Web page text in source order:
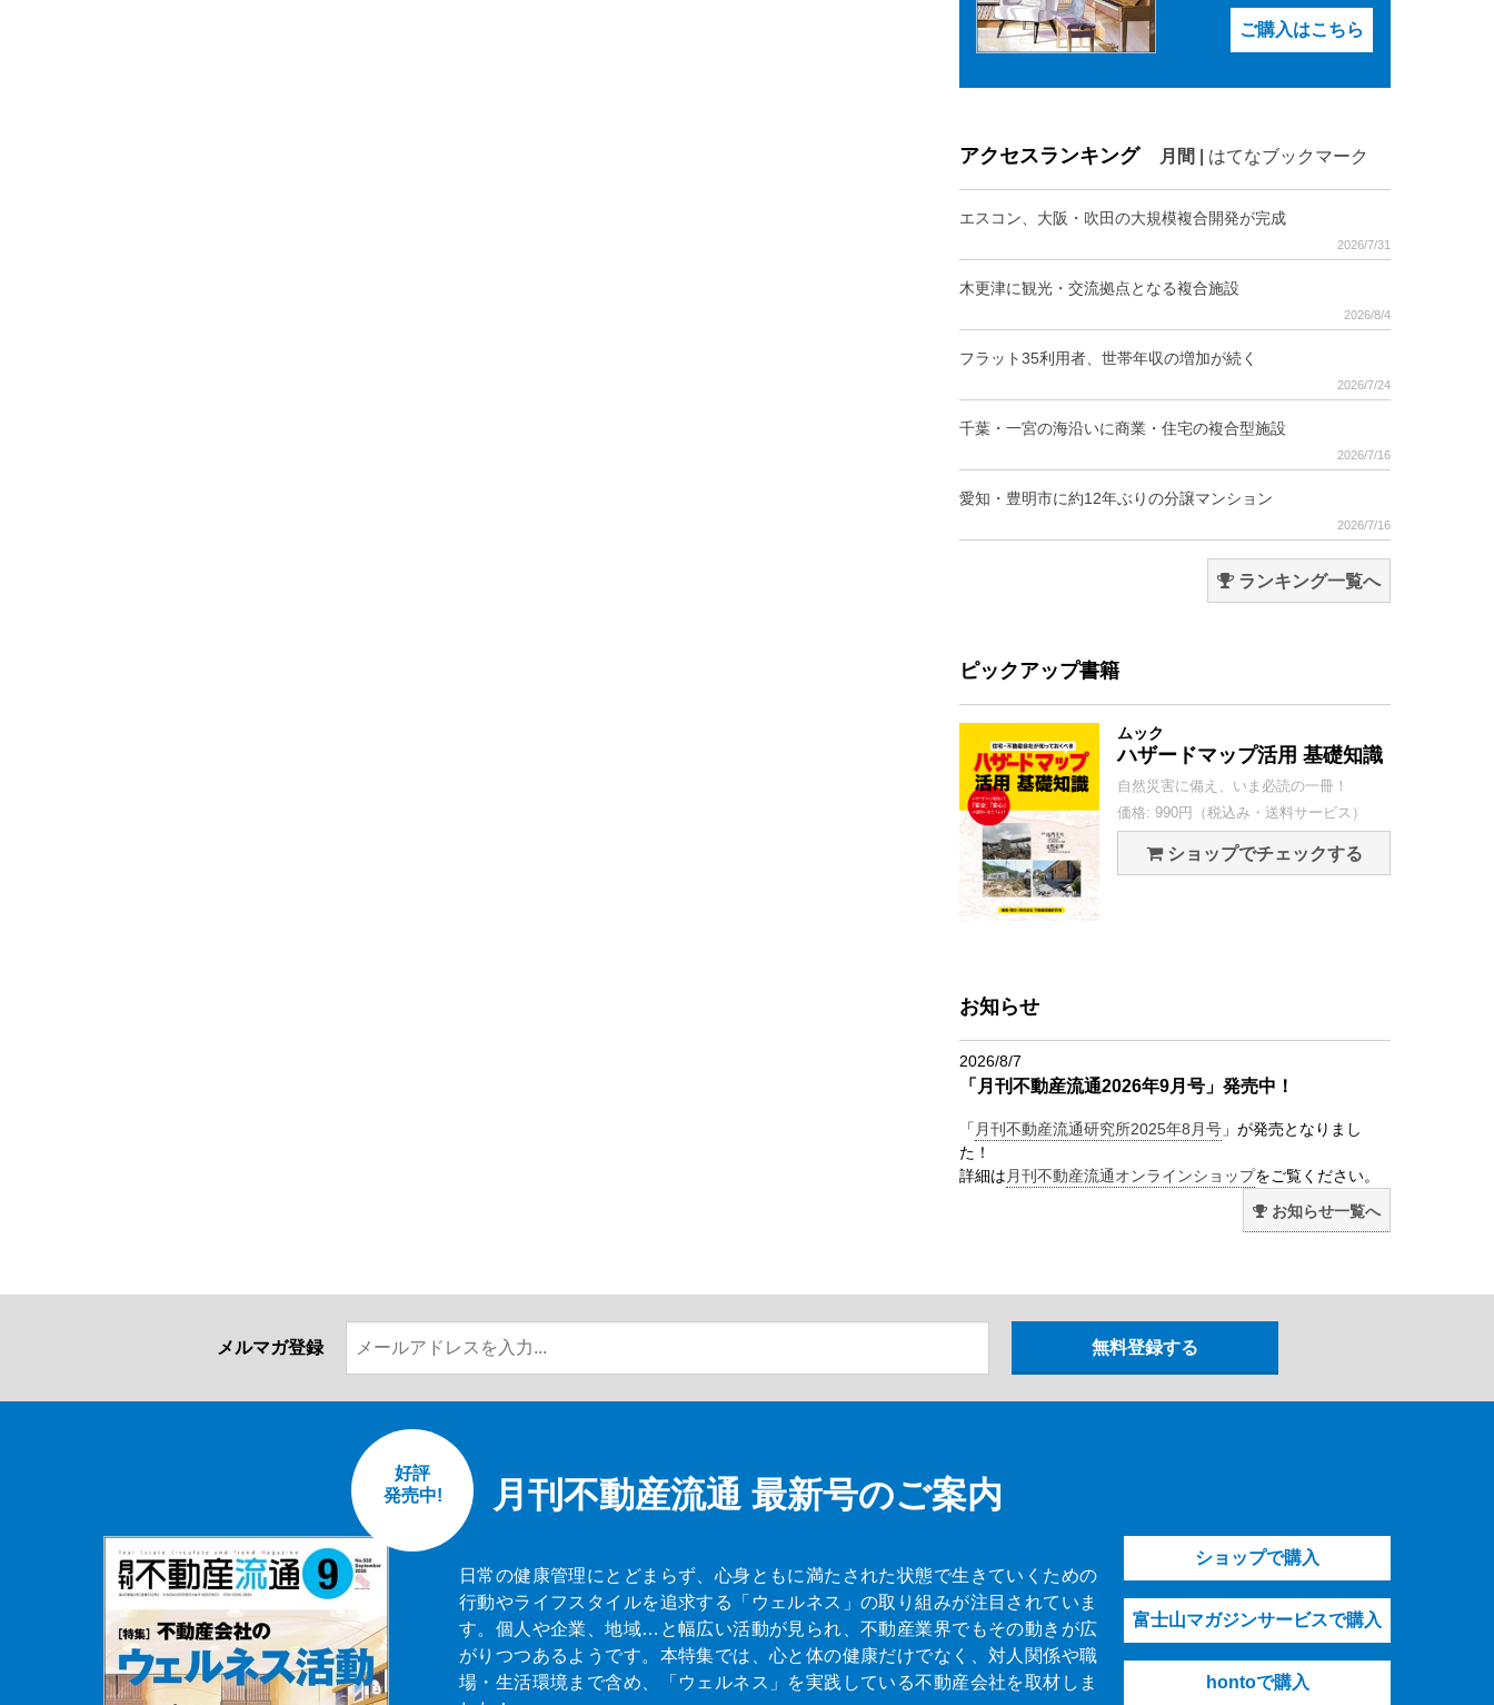
ご購入はこちら
アクセスランキング 月間 はてなブックマーク
エスコン、大阪・吹田の大規模複合開発が完成
2026/7/31
木更津に観光・交流拠点となる複合施設
2026/8/4
フラット35利用者、世帯年収の増加が続く
2026/7/24
千葉・一宮の海沿いに商業・住宅の複合型施設
2026/7/16
愛知・豊明市に約12年ぶりの分譲マンション
2026/7/16
ランキング一覧へ
ピックアップ書籍
ムック
ハザードマップ活用 基礎知識
自然災害に備え、いま必読の一冊！
価格: 990円（税込み・送料サービス）
ショップでチェックする
お知らせ
2026/8/7
「月刊不動産流通2026年9月号」発売中！
「 月刊不動産流通研究所2025年8月号 」が発売となりまし
た！
詳細は 月刊不動産流通オンラインショップをご覧ください。
お知らせ一覧へ
メルマガ登録
月刊不動産流通 最新号のご案内
好評
発売中!
日常の健康管理にとどまらず、心身ともに満たされた状態で生きていくための
行動やライフスタイルを追求する「ウェルネス」の取り組みが注目されていま
す。個人や企業、地域…と幅広い活動が見られ、不動産業界でもその動きが広
がりつつあるようです。本特集では、心と体の健康だけでなく、対人関係や職
場・生活環境まで含め、「ウェルネス」を実践している不動産会社を取材しま
ショップで購入
富士山マガジンサービスで購入
hontoで購入